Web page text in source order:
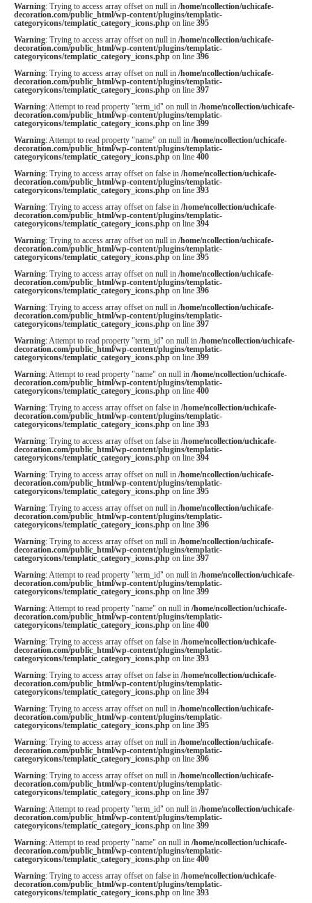
Warning: Trying to access array offset on null in /home/ncollection/uchicafe-
decoration.com/public_html/wp-content/plugins/templatic-
categoryicons/templatic_category_icons.phpon line 395
Warning: Trying to access array offset on null in /home/ncollection/uchicafe-
decoration.com/public_html/wp-content/plugins/templatic-
categoryicons/templatic_category_icons.phpon line 396
Warning: Trying to access array offset on null in /home/ncollection/uchicafe-
decoration.com/public_html/wp-content/plugins/templatic-
categoryicons/templatic_category_icons.phpon line 397
Warning: Attempt to read property "term_id" on null in /home/ncollection/uchicafe-
decoration.com/public_html/wp-content/plugins/templatic-
categoryicons/templatic_category_icons.phpon line 399
Warning: Attempt to read property "name" on null in /home/ncollection/uchicafe-
decoration.com/public_html/wp-content/plugins/templatic-
categoryicons/templatic_category_icons.phpon line 400
Warning: Trying to access array offset on false in /home/ncollection/uchicafe-
decoration.com/public_html/wp-content/plugins/templatic-
categoryicons/templatic_category_icons.phpon line 393
Warning: Trying to access array offset on false in /home/ncollection/uchicafe-
decoration.com/public_html/wp-content/plugins/templatic-
categoryicons/templatic_category_icons.phpon line 394
Warning: Trying to access array offset on null in /home/ncollection/uchicafe-
decoration.com/public_html/wp-content/plugins/templatic-
categoryicons/templatic_category_icons.phpon line 395
Warning: Trying to access array offset on null in /home/ncollection/uchicafe-
decoration.com/public_html/wp-content/plugins/templatic-
categoryicons/templatic_category_icons.phpon line 396
Warning: Trying to access array offset on null in /home/ncollection/uchicafe-
decoration.com/public_html/wp-content/plugins/templatic-
categoryicons/templatic_category_icons.phpon line 397
Warning: Attempt to read property "term_id" on null in /home/ncollection/uchicafe-
decoration.com/public_html/wp-content/plugins/templatic-
categoryicons/templatic_category_icons.phpon line 399
Warning: Attempt to read property "name" on null in /home/ncollection/uchicafe-
decoration.com/public_html/wp-content/plugins/templatic-
categoryicons/templatic_category_icons.phpon line 400
Warning: Trying to access array offset on false in /home/ncollection/uchicafe-
decoration.com/public_html/wp-content/plugins/templatic-
categoryicons/templatic_category_icons.phpon line 393
Warning: Trying to access array offset on false in /home/ncollection/uchicafe-
decoration.com/public_html/wp-content/plugins/templatic-
categoryicons/templatic_category_icons.phpon line 394
Warning: Trying to access array offset on null in /home/ncollection/uchicafe-
decoration.com/public_html/wp-content/plugins/templatic-
categoryicons/templatic_category_icons.phpon line 395
Warning: Trying to access array offset on null in /home/ncollection/uchicafe-
decoration.com/public_html/wp-content/plugins/templatic-
categoryicons/templatic_category_icons.phpon line 396
Warning: Trying to access array offset on null in /home/ncollection/uchicafe-
decoration.com/public_html/wp-content/plugins/templatic-
categoryicons/templatic_category_icons.phpon line 397
Warning: Attempt to read property "term_id" on null in /home/ncollection/uchicafe-
decoration.com/public_html/wp-content/plugins/templatic-
categoryicons/templatic_category_icons.phpon line 399
Warning: Attempt to read property "name" on null in /home/ncollection/uchicafe-
decoration.com/public_html/wp-content/plugins/templatic-
categoryicons/templatic_category_icons.phpon line 400
Warning: Trying to access array offset on false in /home/ncollection/uchicafe-
decoration.com/public_html/wp-content/plugins/templatic-
categoryicons/templatic_category_icons.phpon line 393
Warning: Trying to access array offset on false in /home/ncollection/uchicafe-
decoration.com/public_html/wp-content/plugins/templatic-
categoryicons/templatic_category_icons.phpon line 394
Warning: Trying to access array offset on null in /home/ncollection/uchicafe-
decoration.com/public_html/wp-content/plugins/templatic-
categoryicons/templatic_category_icons.phpon line 395
Warning: Trying to access array offset on null in /home/ncollection/uchicafe-
decoration.com/public_html/wp-content/plugins/templatic-
categoryicons/templatic_category_icons.phpon line 396
Warning: Trying to access array offset on null in /home/ncollection/uchicafe-
decoration.com/public_html/wp-content/plugins/templatic-
categoryicons/templatic_category_icons.phpon line 397
Warning: Attempt to read property "term_id" on null in /home/ncollection/uchicafe-
decoration.com/public_html/wp-content/plugins/templatic-
categoryicons/templatic_category_icons.phpon line 399
Warning: Attempt to read property "name" on null in /home/ncollection/uchicafe-
decoration.com/public_html/wp-content/plugins/templatic-
categoryicons/templatic_category_icons.phpon line 400
Warning: Trying to access array offset on false in /home/ncollection/uchicafe-
decoration.com/public_html/wp-content/plugins/templatic-
categoryicons/templatic_category_icons.phpon line 393